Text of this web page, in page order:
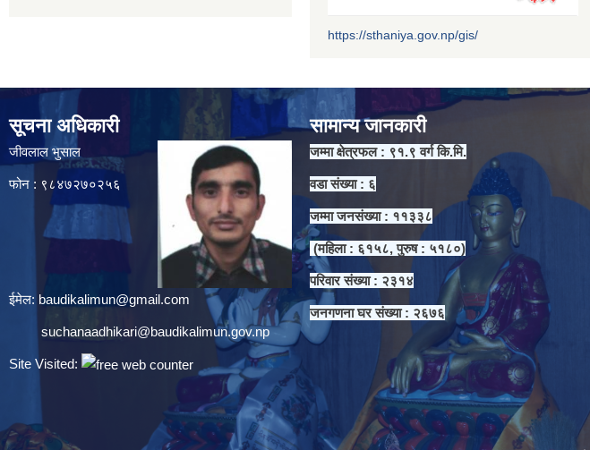
https://sthaniya.gov.np/gis/
सूचना अधिकारी
जीवलाल भुसाल
फोन : ९८४७२७०२५६
ईमेल: baudikalimun@gmail.com
suchanaadhikari@baudikalimun.gov.np
Site Visited:
सामान्य जानकारी
जम्मा क्षेत्रफल : ९१.९ वर्ग कि.मि.
वडा संख्या : ६
जम्मा जनसंख्या : ११३३८
(महिला : ६१५८, पुरुष : ५१८०)
परिवार संख्या : २३१४
जनगणना घर संख्या : २६७६